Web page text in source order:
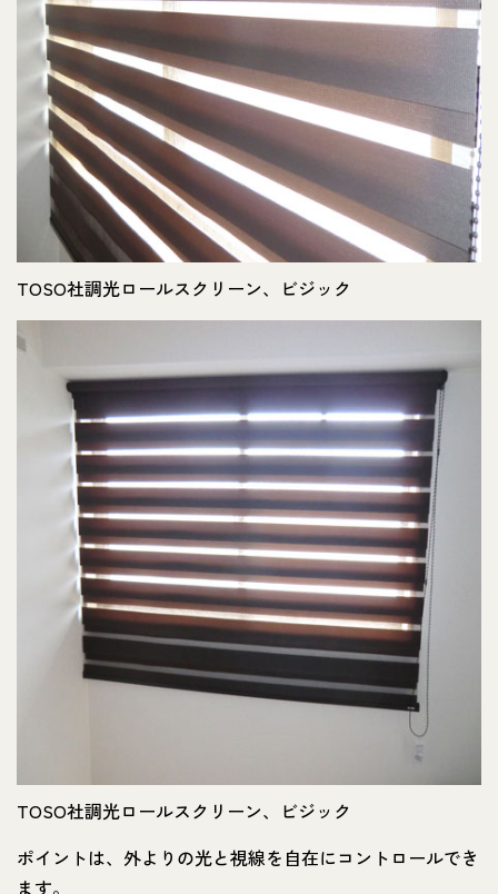
TOSO社調光ロールスクリーン、ビジック
TOSO社調光ロールスクリーン、ビジック
ポイントは、外よりの光と視線を自在にコントロールでき
ます。